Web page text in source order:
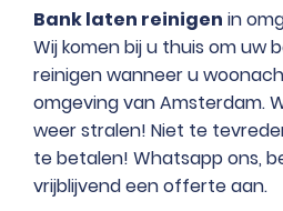
Bank laten reinigen in
Wij komen bij u thuis om uw
reinigen wanneer u
omgeving van Amsterdam.
weer stralen! Niet te
te betalen! Whatsapp ons,
vrijblijvend een offerte aan.